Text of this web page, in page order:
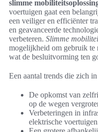
slimme
voertuigen gaat een
een veiliger en efficiënter
en geavanceerde
verbeteren. Slimme
mogelijkheid om gebruik te
wat de besluitvorming ten
Een aantal trends die zich
De opkomst van
op de wegen
Verbeteringen in
elektrische